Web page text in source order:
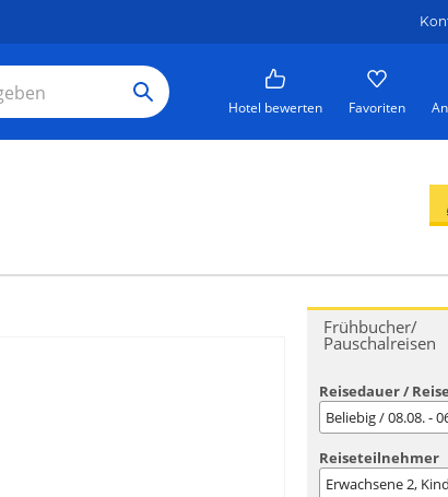
Hotel bewerten Favoriten
Frühbucher/
Pauschalreisen
Reisedauer /
Beliebig / 08.08. -
Reiseteilnehmer
Erwachsene2,